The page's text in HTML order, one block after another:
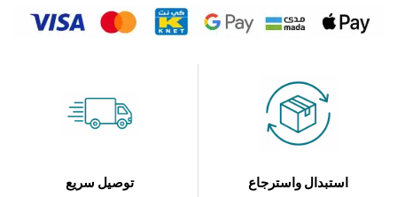
استبدال واسترجاع
توصيل سريع